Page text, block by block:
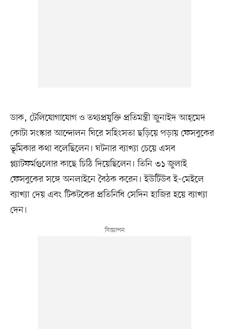
ডাক, টেলিযোগাযোগ ও তথ্যপ্রযুক্তি প্রতিমন্ত্রী জুনাইদ আহ্‌মেদ
কোটা সংস্কার আন্দোলন ঘিরে সহিংসতা ছড়িয়ে পড়ায় ফেসবুকের
ভূমিকার কথা বলেছিলেন। ঘটনার ব্যাখ্যা চেয়ে এসব
প্ল্যাটফর্মগুলোর কাছে চিঠি দিয়েছিলেন। তিনি ৩১ জুলাই
ফেসবুকের সঙ্গে অনলাইনে বৈঠক করেন। ইউটিউব ই–মেইলে
ব্যাখ্যা দেয় এবং টিকটকের প্রতিনিধি সেদিন হাজির হয়ে ব্যাখ্যা
দেন।